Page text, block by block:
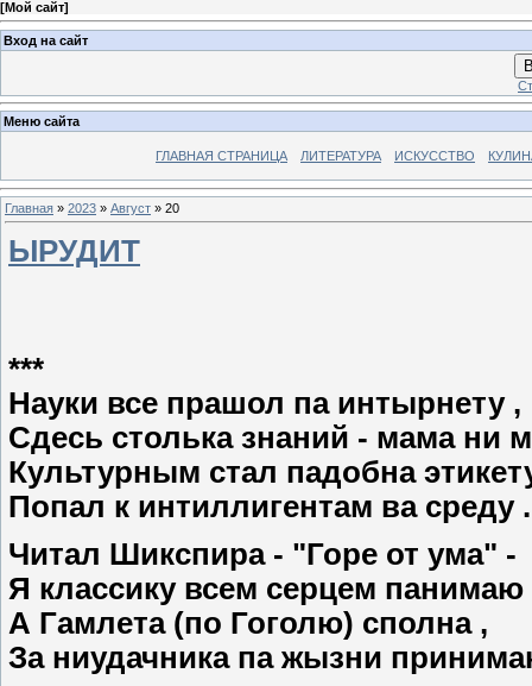
[Мой сайт]
Вход на сайт
Меню сайта
ГЛАВНАЯ СТРАНИЦА ЛИТЕРАТУРА ИСКУССТВО
Главная » 2023 » Август » 20
ЫРУДИТ
***
Науки все прашол па интырнету ,
Сдесь столька знаний - мама ни
Культурным стал падобна
Попал к интиллигентам ва среду
Читал Шикспира - "Горе от ума" -
Я классику всем серцем панимаю
А Гамлета (по Гоголю) сполна ,
За ниудачника па жызни при